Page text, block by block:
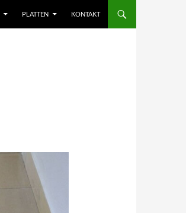
PLATTEN KONTAKT